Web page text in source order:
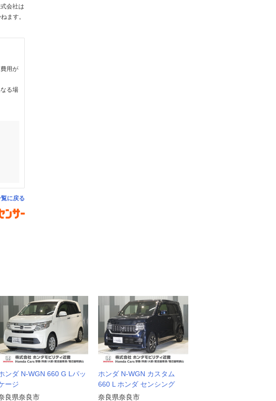
会社は
ます。
用が
る場
に戻る
ンダ N-WGN 660 G Lパッ
ージ
良県奈良市
ホンダ N-WGN カスタム
660 L ホンダ センシング
奈良県奈良市